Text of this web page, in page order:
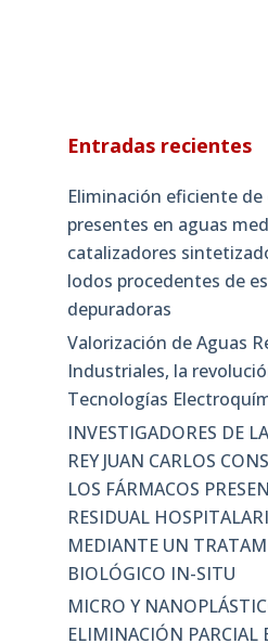
Entradas recientes
Eliminación eficiente
presentes en aguas
catalizadores
lodos procedentes de
depuradoras
Valorización de Aguas
Industriales, la
Tecnologías
INVESTIGADORES DE
REY JUAN CARLOS
LOS FÁRMACOS
RESIDUAL
MEDIANTE UN
BIOLÓGICO IN-SITU
MICRO Y
ELIMINACIÓN PARCIAL